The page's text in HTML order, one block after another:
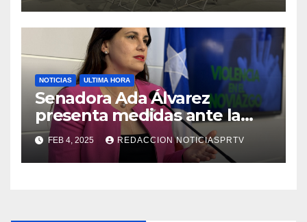
NOTICIAS ULTIMA HORA
Senadora Ada Álvarez
presenta medidas ante la
violencia en el noviazgo
FEB 4, 2025 REDACCION NOTICIASPRTV